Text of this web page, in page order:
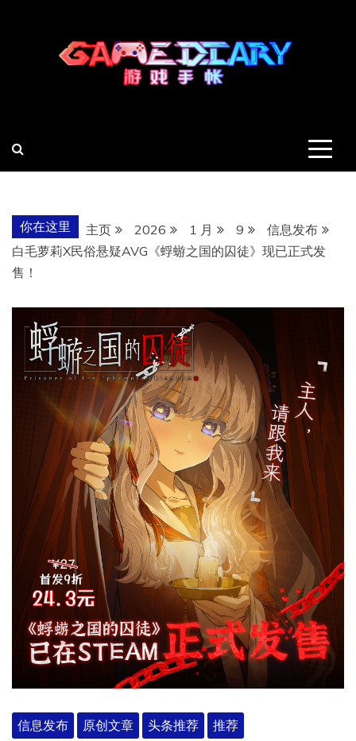
你在这里 主页 2026 1 月 9
信息发布
白毛萝莉X民俗悬疑AVG《蜉蝣之国的囚徒》现已正式发
售！
信息发布 原创文章 头条推荐 推荐